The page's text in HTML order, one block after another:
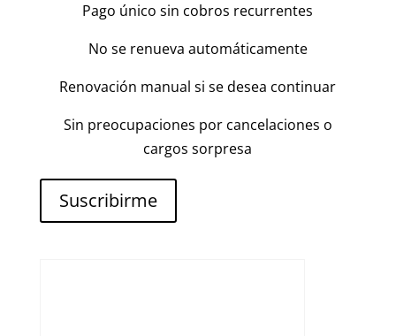
Pago único sin cobros recurrentes
No se renueva automáticamente
Renovación manual si se desea continuar
Sin preocupaciones por cancelaciones o
cargos sorpresa
Suscribirme